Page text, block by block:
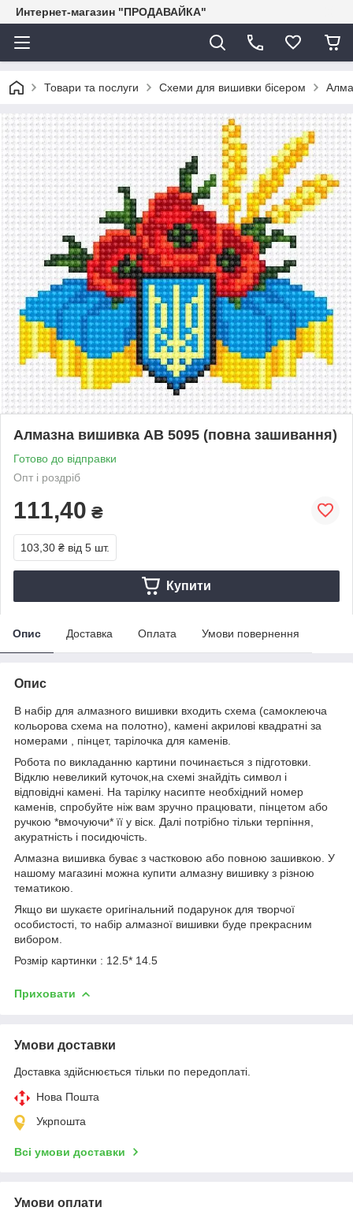
Интернет-магазин "ПРОДАВАЙКА"
Товари та послуги Схеми для вишивки бісером
Алмазна вишивка АВ 5095 (повна зашивання)
Готово до відправки
Опт і роздріб
111,40 ₴
103,30 ₴ від 5 шт.
Купити
Опис Доставка Оплата Умови повернення
Опис
В набір для алмазного вишивки входить схема (самоклеюча
кольорова схема на полотно), камені акрилові квадратні за
номерами , пінцет, тарілочка для каменів.
Робота по викладанню картини починається з підготовки.
Відклю невеликий куточок,на схемі знайдіть символ і
відповідні камені. На тарілку насипте необхідний номер
каменів, спробуйте ніж вам зручно працювати, пінцетом або
ручкою *вмочуючи* її у віск. Далі потрібно тільки терпіння,
акуратність і посидючість.
Алмазна вишивка буває з частковою або повною зашивкою. У
нашому магазині можна купити алмазну вишивку з різною
тематикою.
Якщо ви шукаєте оригінальний подарунок для творчої
особистості, то набір алмазної вишивки буде прекрасним
вибором.
Розмір картинки : 12.5* 14.5
Приховати
Умови доставки
Доставка здійснюється тільки по передоплаті.
Нова Пошта
Укрпошта
Всі умови доставки
Умови оплати